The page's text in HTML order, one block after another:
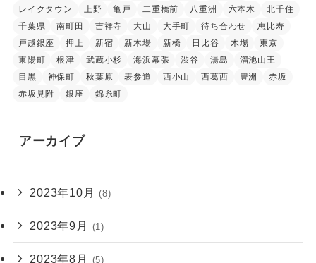
レイクタウン
上野 亀戸 二重橋前 八重洲 六本木
北千住
千葉県
南町田 吉祥寺 大山 大手町 待ち合わせ
恵比寿
戸越銀座
押上 新宿 新木場 新橋 日比谷 木場
東京
東陽町
根津 武蔵小杉 海浜幕張 渋谷 湯島
溜池山王
目黒
神保町 秋葉原 表参道 西小山 西葛西 豊洲
赤坂
赤坂見附
銀座 錦糸町
アーカイブ
2023年10月 (8)
2023年9月 (1)
2023年8月 (5)